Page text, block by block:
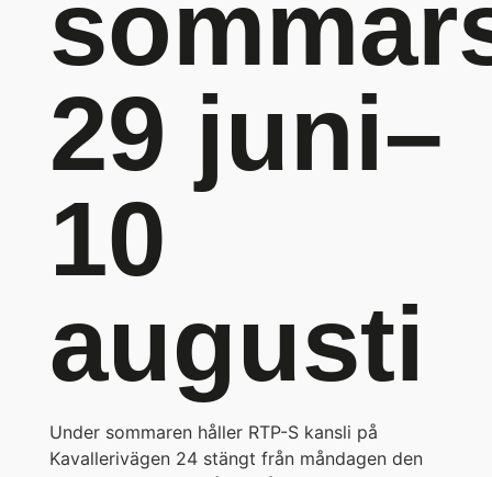
29 juni–
10
augusti
Under sommaren håller RTP-S kansli på
Kavallerivägen 24 stängt från måndagen den